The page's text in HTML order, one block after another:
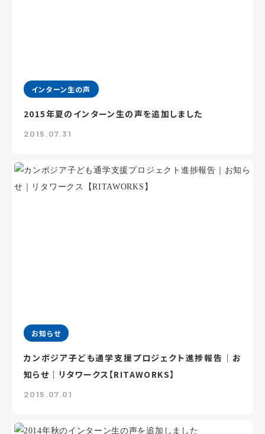
インターン生の声
2015年夏のインターン生の声を追加しました
2015.07.31
お知らせ
カンボジア子ども通学支援プロジェクト進捗報告｜お
知らせ｜リタワークス【RITAWORKS】
2015.07.01